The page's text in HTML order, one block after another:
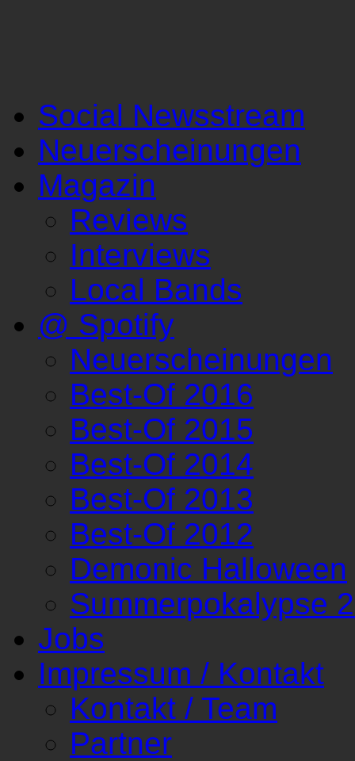
Social Newsstream
Neuerscheinungen
Magazin
Reviews
Interviews
Local Bands
@ Spotify
Neuerscheinungen
Best-Of 2016
Best-Of 2015
Best-Of 2014
Best-Of 2013
Best-Of 2012
Demonic Halloween
Summerpokalypse
Jobs
Impressum / Kontakt
Kontakt / Team
Partner